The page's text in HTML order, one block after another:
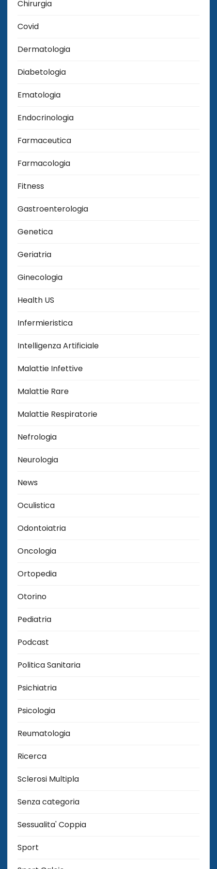
Chirurgia
Covid
Dermatologia
Diabetologia
Ematologia
Endocrinologia
Farmaceutica
Farmacologia
Fitness
Gastroenterologia
Genetica
Geriatria
Ginecologia
Health US
Infermieristica
Intelligenza Artificiale
Malattie Infettive
Malattie Rare
Malattie Respiratorie
Nefrologia
Neurologia
News
Oculistica
Odontoiatria
Oncologia
Ortopedia
Otorino
Pediatria
Podcast
Politica Sanitaria
Psichiatria
Psicologia
Reumatologia
Ricerca
Sclerosi Multipla
Senza categoria
Sessualita' Coppia
Sport